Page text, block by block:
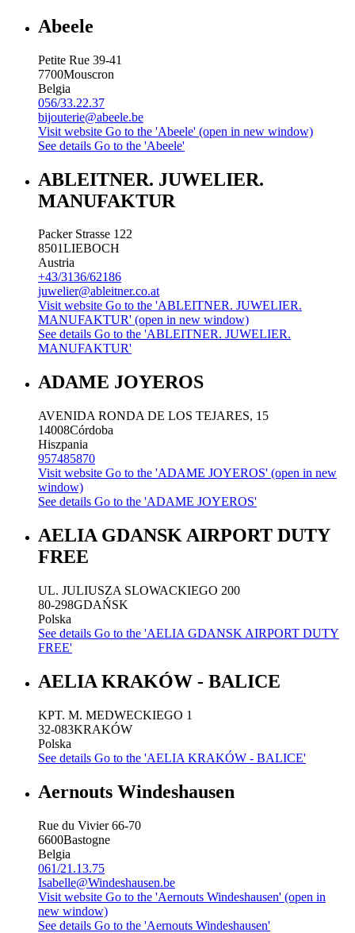
Abeele
Petite Rue 39-41
7700Mouscron
Belgia
056/33.22.37
bijouterie@abeele.be
Visit website Go to the 'Abeele' (open in new window)
See details Go to the 'Abeele'
ABLEITNER. JUWELIER.
MANUFAKTUR
Packer Strasse 122
8501LIEBOCH
Austria
+43/3136/62186
juwelier@ableitner.co.at
Visit website Go to the 'ABLEITNER. JUWELIER.
MANUFAKTUR' (open in new window)
See details Go to the 'ABLEITNER. JUWELIER.
MANUFAKTUR'
ADAME JOYEROS
AVENIDA RONDA DE LOS TEJARES, 15
14008Córdoba
Hiszpania
957485870
Visit website Go to the 'ADAME JOYEROS' (open in new
window)
See details Go to the 'ADAME JOYEROS'
AELIA GDANSK AIRPORT DUTY
FREE
UL. JULIUSZA SLOWACKIEGO 200
80-298GDAŃSK
Polska
See details Go to the 'AELIA GDANSK AIRPORT DUTY
FREE'
AELIA KRAKÓW - BALICE
KPT. M. MEDWECKIEGO 1
32-083KRAKÓW
Polska
See details Go to the 'AELIA KRAKÓW - BALICE'
Aernouts Windeshausen
Rue du Vivier 66-70
6600Bastogne
Belgia
061/21.13.75
Isabelle@Windeshausen.be
Visit website Go to the 'Aernouts Windeshausen' (open in
new window)
See details Go to the 'Aernouts Windeshausen'